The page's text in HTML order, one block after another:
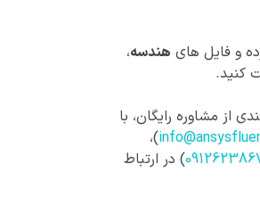
و فایل های هندسه،
کنید.
از مشاوره رایگان، با
)،
) در ارتباط